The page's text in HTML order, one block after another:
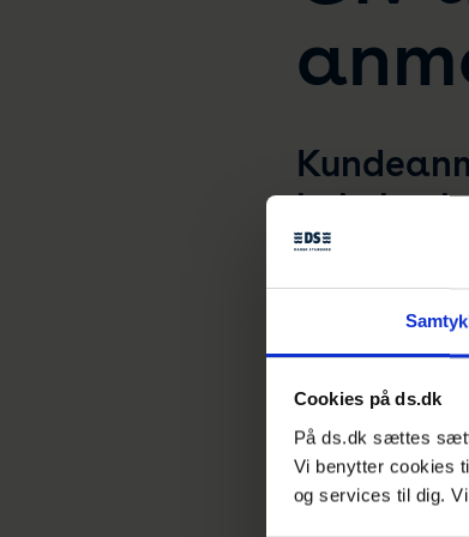
Cookies på ds.dk
På ds.dk sættes
Vi benytter cookies
og services til dig.
dem. En
Til både skade og
flyder over med
undersøgelse fra